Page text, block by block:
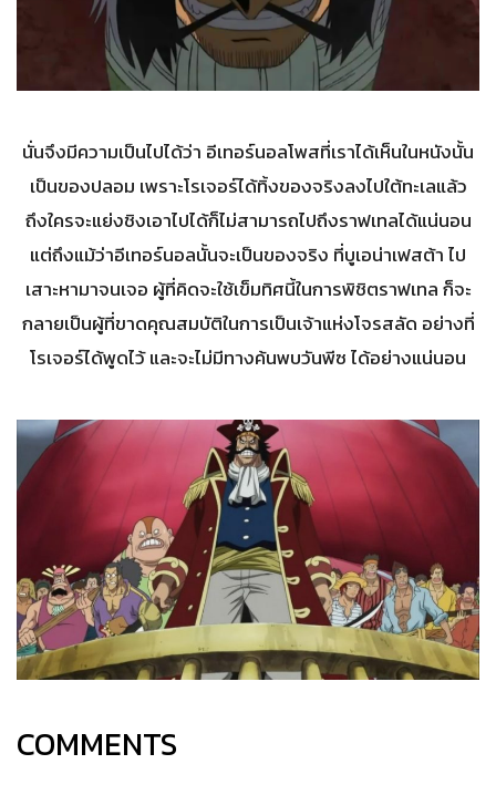
นั่นจึงมีความเป็นไปได้ว่า อีเทอร์นอลโพสที่เราได้เห็นในหนังนั้น
เป็นของปลอม เพราะโรเจอร์ได้ทิ้งของจริงลงไปใต้ทะเลแล้ว
ถึงใครจะแย่งชิงเอาไปได้ก็ไม่สามารถไปถึงราฟเทลได้แน่นอน
แต่ถึงแม้ว่าอีเทอร์นอลนั้นจะเป็นของจริง ที่บูเอน่าเฟสต้า ไป
เสาะหามาจนเจอ ผู้ที่คิดจะใช้เข็มทิศนี้ในการพิชิตราฟเทล ก็จะ
กลายเป็นผู้ที่ขาดคุณสมบัติในการเป็นเจ้าแห่งโจรสลัด อย่างที่
โรเจอร์ได้พูดไว้ และจะไม่มีทางค้นพบวันพีซ ได้อย่างแน่นอน
COMMENTS